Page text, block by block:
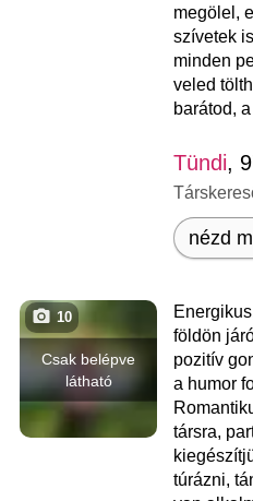
megölel,
szívetek
minden
veled
barátod,
Tündi,
nézd
Csak belépve
látható
10
földön
pozitív
a humor
társra,
túrázni,